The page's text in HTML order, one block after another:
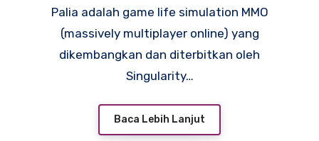
Palia adalah game life simulation MMO
(massively multiplayer online) yang
dikembangkan dan diterbitkan oleh
Singularity…
Baca Lebih Lanjut